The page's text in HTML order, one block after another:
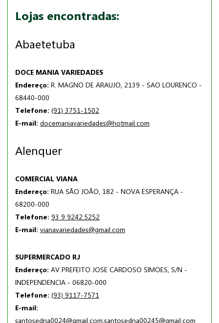
Lojas encontradas:
Abaetetuba
DOCE MANIA VARIEDADES
Endereço: R. MAGNO DE ARAUJO, 2139 - SAO LOURENCO -
68440-000
Telefone: (91) 3751-1502
E-mail: docemaniavariedades@hotmail.com
Alenquer
COMERCIAL VIANA
Endereço: RUA SÃO JOÃO, 182 - NOVA ESPERANÇA -
68200-000
Telefone: 93 9 9242.5252
E-mail: vianavariedades@gmail.com
SUPERMERCADO RJ
Endereço: AV PREFEITO JOSE CARDOSO SIMOES, S/N -
INDEPENDENCIA - 06820-000
Telefone: (93) 9117-7571
E-mail:
santosedna0024@gmail.com;santosedna00245@gmail.com